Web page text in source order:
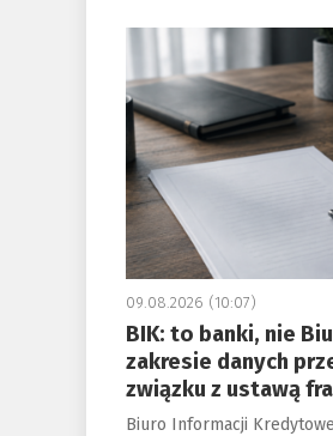
a
09.08.2026 (10:07)
BIK: to banki, nie
zakresie danych
związku z ustawą
Biuro Informacji